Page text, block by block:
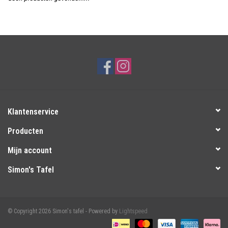
Cadeaubonnen
Klantenservice
Producten
Mijn account
Simon's Tafel
© Copyright 2026 Simon's tafel - Powered by Lightspeed